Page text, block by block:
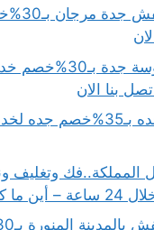
شركات
نقل دبش العروسة جدة
بنا الان
تحميل عفش جده
المملكة..فك وتغليف
نوصلك